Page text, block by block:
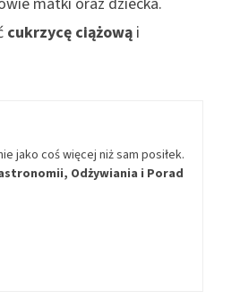
cukrzycę ciążową i
jako coś więcej niż sam posiłek.
Odżywiania i Porad